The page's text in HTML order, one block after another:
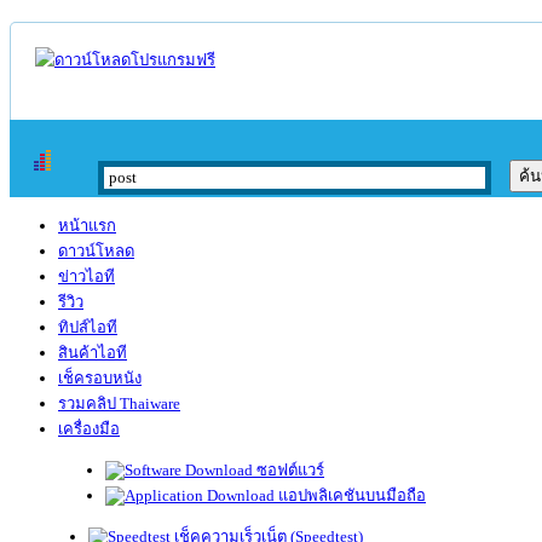
หน้าแรก
ดาวน์โหลด
ข่าวไอที
รีวิว
ทิปส์ไอที
สินค้าไอที
เช็ครอบหนัง
รวมคลิป Thaiware
เครื่องมือ
ซอฟต์แวร์
แอปพลิเคชันบนมือถือ
เช็คความเร็วเน็ต (Speedtest)